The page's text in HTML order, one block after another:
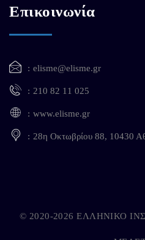
Επικοινωνία
elisme@elisme.gr
210 82 11 025
www.elisme.gr
28η Οκτωβρίου 88, 10430
© 2020-2026 ΕΛΛΗΝΙΚΟ